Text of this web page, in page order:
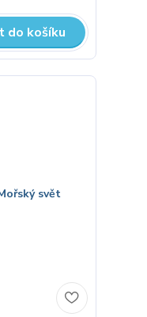
do košíku